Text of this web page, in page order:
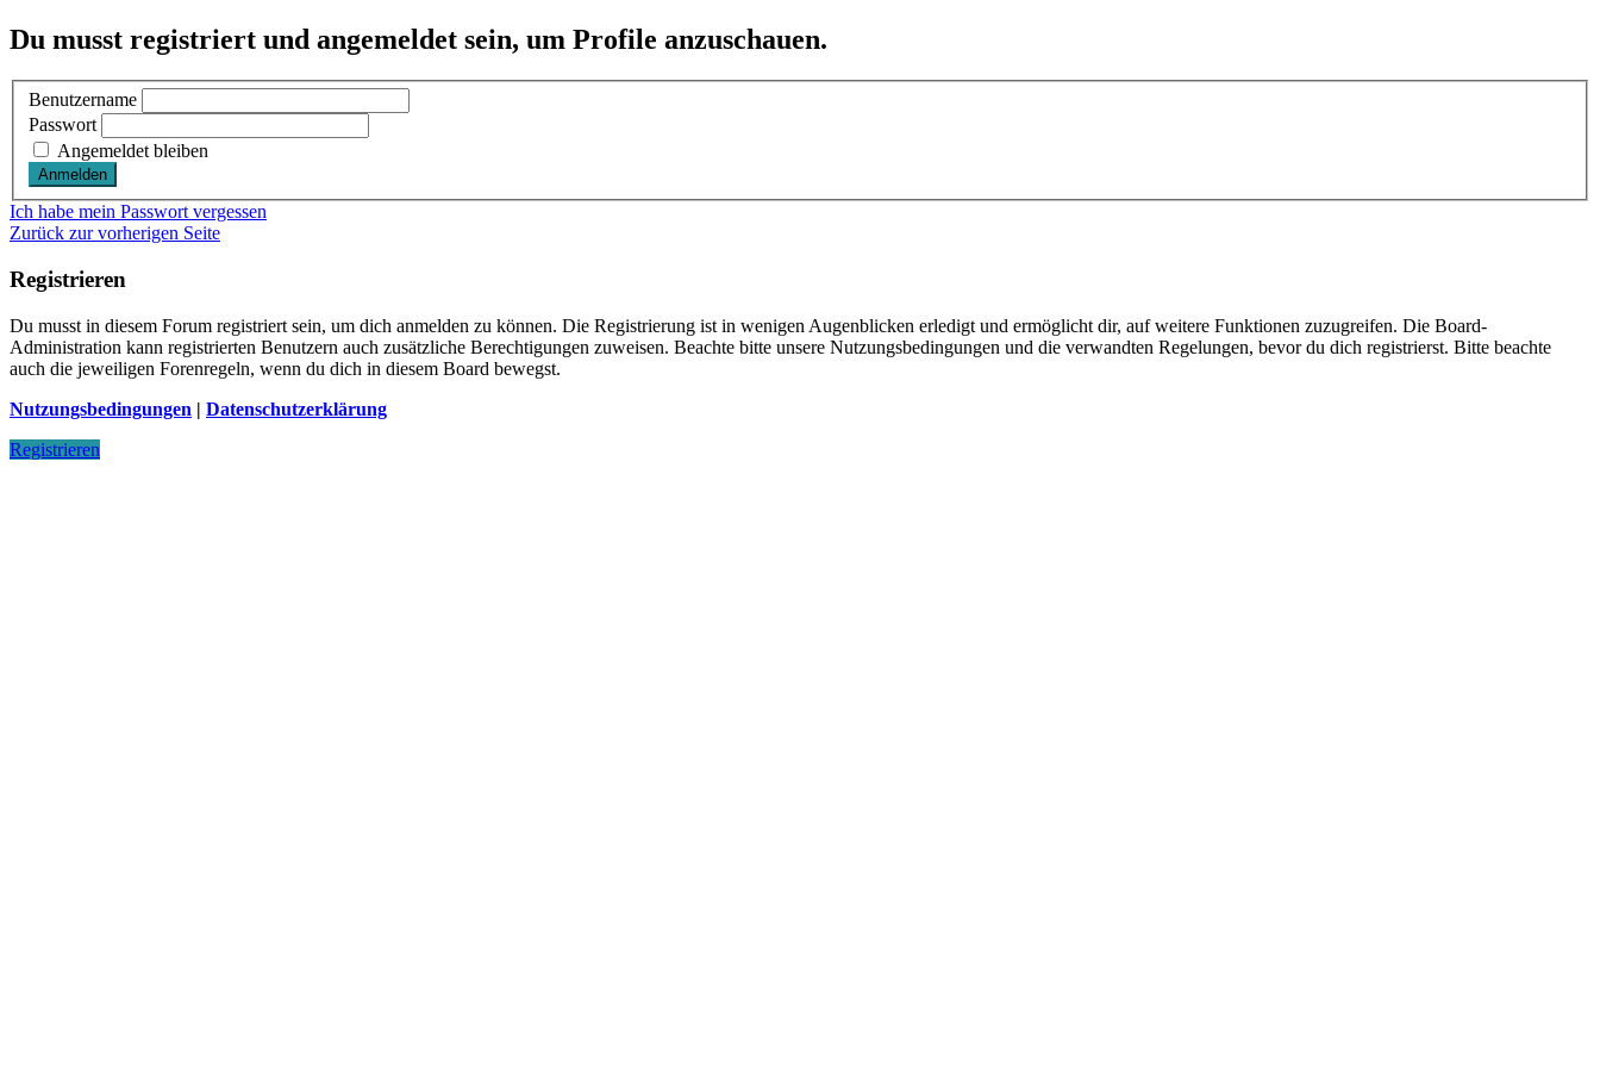
Du musst registriert und angemeldet sein, um Profile anzuschauen.
Benutzername
Passwort
Angemeldet bleiben
Ich habe mein Passwort vergessen
Zurück zur vorherigen Seite
Registrieren
Du musst in diesem Forum registriert sein, um dich anmelden zu können. Die Registrierung ist in wenigen Augenblicken erledigt und ermöglicht dir, auf weitere Funktionen zuzugreifen. Die Board-
Administration kann registrierten Benutzern auch zusätzliche Berechtigungen zuweisen. Beachte bitte unsere Nutzungsbedingungen und die verwandten Regelungen, bevor du dich registrierst. Bitte beachte
auch die jeweiligen Forenregeln, wenn du dich in diesem Board bewegst.
Nutzungsbedingungen | Datenschutzerklärung
Registrieren